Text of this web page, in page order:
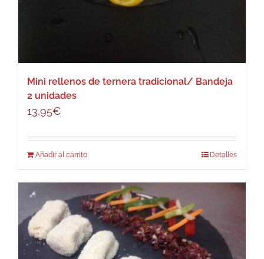
Mini rellenos de ternera tradicional/ Bandeja
2 unidades
13,95€
Añadir al carrito Detalles